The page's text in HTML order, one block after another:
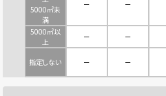
5000㎡未
満
－ －
5000㎡以
上
－ －
指定しない － －